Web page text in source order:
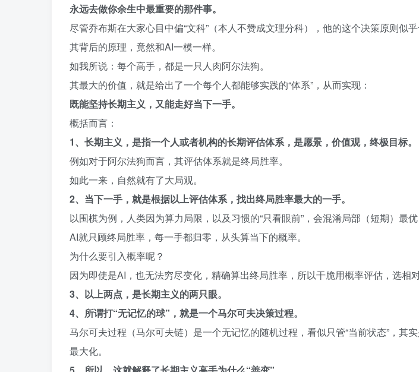
永远去做你余生中最重要的那件事。
尽管乔布斯在大家心目中偏“文科”（本人不赞成文理分科），他的这个决策原则似
其背后的原理，竟然和AI一模一样。
如我所说：每个高手，都是一只人肉阿尔法狗。
其最大的价值，就是给出了一个每个人都能够实践的“体系”，从而实现：
既能坚持长期主义，又能走好当下一手。
概括而言：
1、长期主义，是指一个人或者机构的长期评估体系，是愿景，价值观，终极目标。
例如对于阿尔法狗而言，其评估体系就是终局胜率。
如此一来，自然就有了大局观。
2、当下一手，就是根据以上评估体系，找出终局胜率最大的一手。
以围棋为例，人类因为算力局限，以及习惯的“只看眼前”，会混淆局部（短期）最优
AI就只顾终局胜率，每一手都归零，从头算当下的概率。
为什么要引入概率呢？
因为即使是AI，也无法穷尽变化，精确算出终局胜率，所以干脆用概率评估，选相对
3、以上两点，是长期主义的两只眼。
4、所谓打“无记忆的球”，就是一个马尔可夫决策过程。
马尔可夫过程（马尔可夫链）是一个无记忆的随机过程，看似只管“当前状态”，其
最大化。